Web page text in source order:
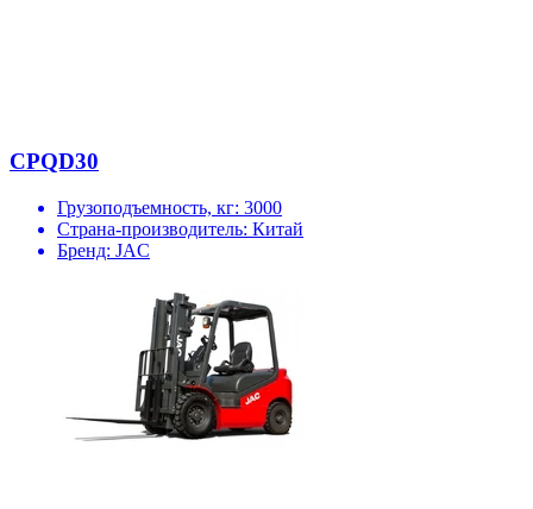
CPQD30
Грузоподъемность, кг: 3000
Страна-производитель: Китай
Бренд: JAC